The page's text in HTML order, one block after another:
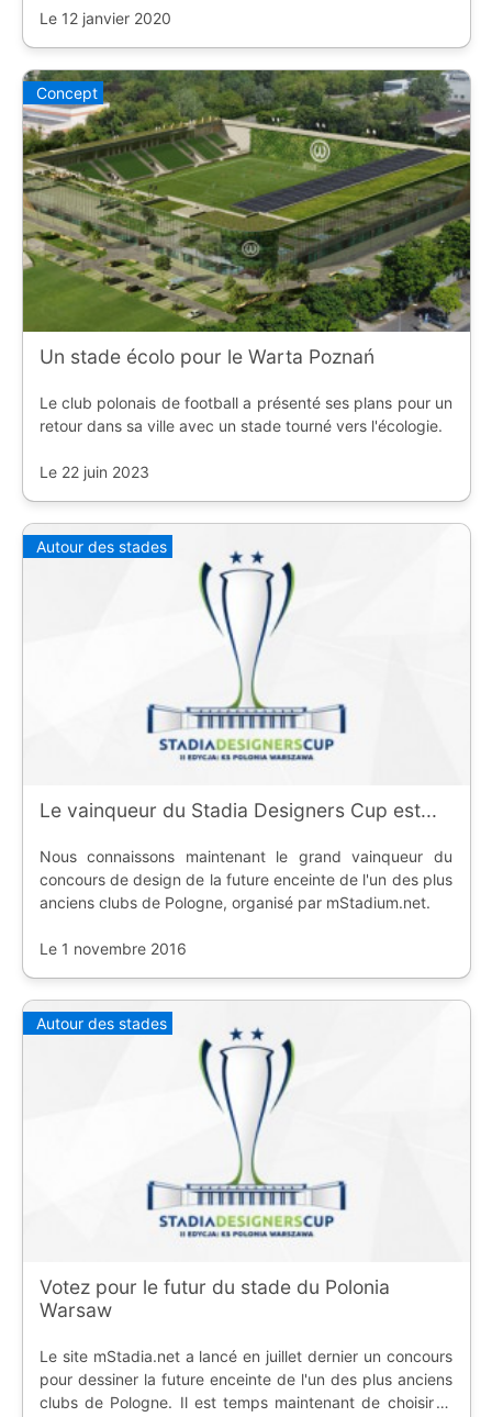
Le 12 janvier 2020
Concept
Un stade écolo pour le Warta Poznań
Le club polonais de football a présenté ses plans pour un
retour dans sa ville avec un stade tourné vers l'écologie.
Le 22 juin 2023
Autour des stades
Le vainqueur du Stadia Designers Cup est...
Nous connaissons maintenant le grand vainqueur du
concours de design de la future enceinte de l'un des plus
anciens clubs de Pologne, organisé par mStadium.net.
Le 1 novembre 2016
Autour des stades
Votez pour le futur du stade du Polonia
Warsaw
Le site mStadia.net a lancé en juillet dernier un concours
pour dessiner la future enceinte de l'un des plus anciens
clubs de Pologne. Il est temps maintenant de choisir le